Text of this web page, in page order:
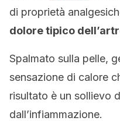
di proprietà
dolore tipico
Spalmato sulla pelle,
sensazione di calore
risultato è un sollievo
dall’infiammazione.